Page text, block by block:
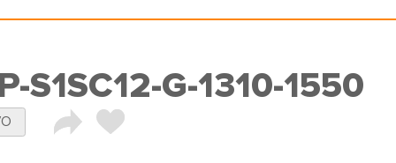
S1SC12-G-1310-1550